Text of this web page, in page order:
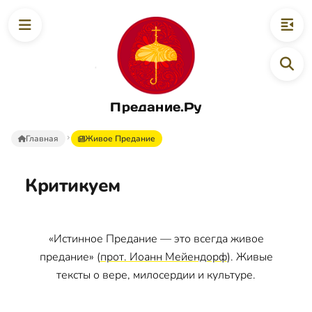
Предание.Ру
Главная Живое Предание
Критикуем
«Истинное Предание — это всегда живое
предание» (прот. Иоанн Мейендорф). Живые
тексты о вере, милосердии и культуре.